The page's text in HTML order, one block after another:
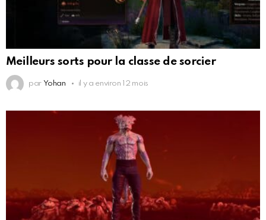
Meilleurs sorts pour la classe de sorcier
par Yohan il y a environ 12 mois